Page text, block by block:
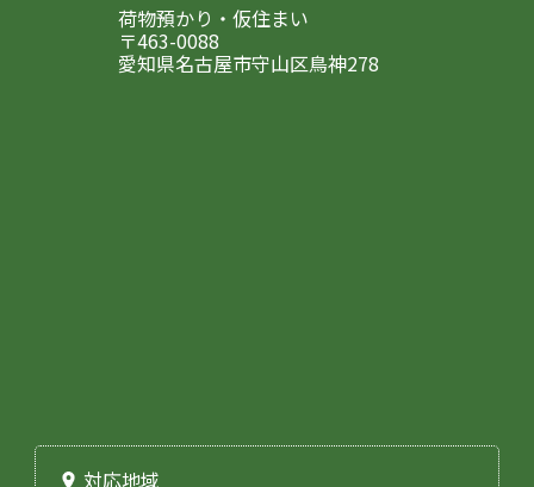
荷物預かり・仮住まい
〒463-0088
愛知県名古屋市守山区鳥神278
対応地域